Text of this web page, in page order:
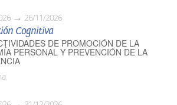
26/11/2026
Cognitiva
DE PROMOCIÓN DE LA
PERSONAL Y PREVENCIÓN DE LA